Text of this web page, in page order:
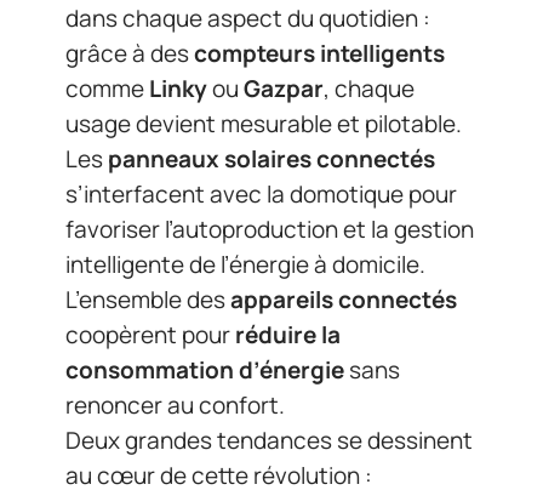
dans chaque aspect du quotidien :
grâce à descompteurs intelligents
commeLinkyouGazpar, chaque
usage devient mesurable et pilotable.
Lespanneaux solaires connectés
s’interfacent avec la domotique pour
favoriser l’autoproduction et la gestion
intelligente de l’énergie à domicile.
L’ensemble desappareils connectés
coopèrent pourréduire la
consommation d’énergiesans
renoncer au confort.
Deux grandes tendances se dessinent
au cœur de cette révolution :